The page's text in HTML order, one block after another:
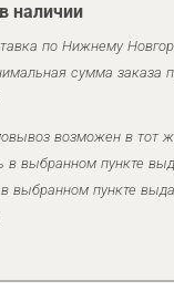
наличии
по Нижнему
сумма заказа
возможен в тот
в выбранном пункте
выбранном пункте